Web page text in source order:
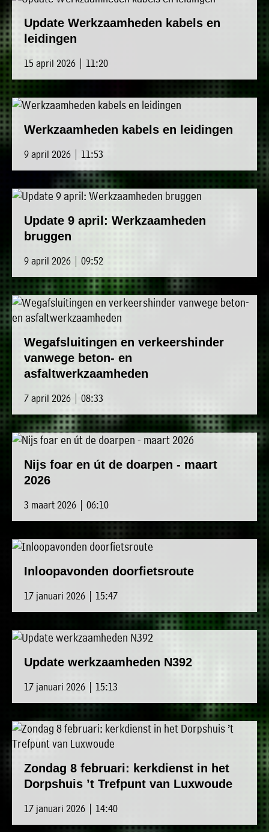
Update Werkzaamheden kabels en
leidingen
15 april 2026 | 11:20
Werkzaamheden kabels en leidingen
9 april 2026 | 11:53
Update 9 april: Werkzaamheden
bruggen
9 april 2026 | 09:52
Wegafsluitingen en verkeershinder
vanwege beton- en
asfaltwerkzaamheden
7 april 2026 | 08:33
Nijs foar en út de doarpen - maart
2026
3 maart 2026 | 06:10
Inloopavonden doorfietsroute
17 januari 2026 | 15:47
Update werkzaamheden N392
17 januari 2026 | 15:13
Zondag 8 februari: kerkdienst in het
Dorpshuis ’t Trefpunt van Luxwoude
17 januari 2026 | 14:40